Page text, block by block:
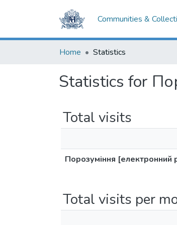
Communities &
Home Statistics
Statistics for
Total visits
Порозуміння [електронний
Total visits per